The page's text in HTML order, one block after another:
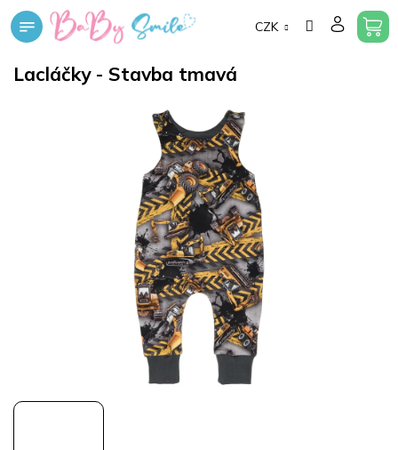
Přejít
na
CZK
Lacláčky - Stavba tmavá